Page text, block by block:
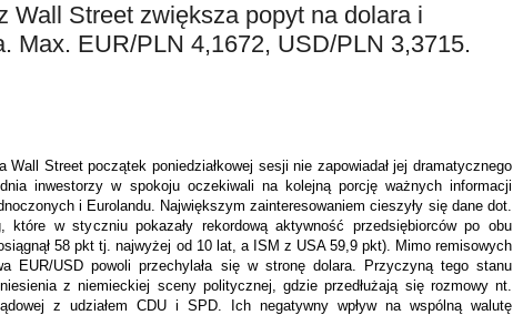
Wall Street zwiększa popyt na dolara i
Max. EUR/PLN 4,1672, USD/PLN 3,3715.
Wall Street początek poniedziałkowej sesji nie zapowiadał jej dramatycznego
inwestorzy w spokoju oczekiwali na kolejną porcję ważnych informacji
i Eurolandu. Największym zainteresowaniem cieszyły się dane dot.
które w styczniu pokazały rekordową aktywność przedsiębiorców po obu
58 pkt tj. najwyżej od 10 lat, a ISM z USA 59,9 pkt). Mimo remisowych
EUR/USD powoli przechylała się w stronę dolara. Przyczyną tego stanu
z niemieckiej sceny politycznej, gdzie przedłużają się rozmowy nt.
z udziałem CDU i SPD. Ich negatywny wpływ na wspólną walutę